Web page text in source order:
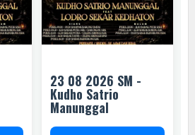
23 08 2026 SM -
Kudho Satrio
Manunggal